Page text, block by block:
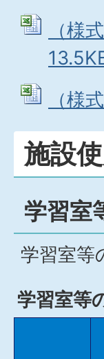
（様
（様
施設
学習室
学習室等
学習室等